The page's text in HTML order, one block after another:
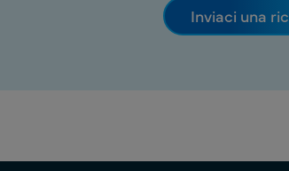
Inviaci una